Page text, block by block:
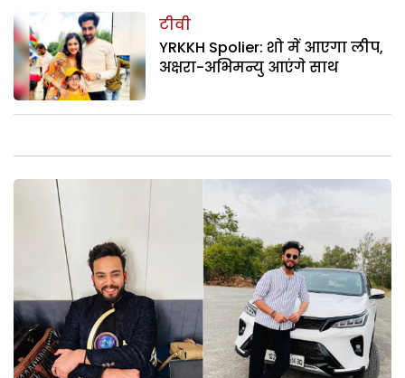
टीवी
YRKKH Spolier: शो में आएगा लीप,
अक्षरा-अभिमन्यु आएंगे साथ